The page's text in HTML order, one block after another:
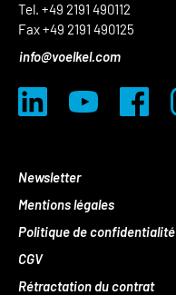
Tel. +49 2191 490112
Fax +49 2191 490125
info@voelkel.com
Newsletter
Mentions légales
Politique de confidentialité
CGV
Rétractation du contrat